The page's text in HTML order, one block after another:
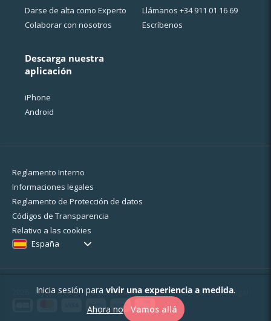
Darse de alta como Experto
Colaborar con nosotros
Descarga nuestra
aplicación
iPhone
Android
Llámanos +34 911 01 16 69
Escríbenos
Reglamento Interno
Informaciones legales
Reglamento de Protección de datos
Códigos de Transparencia
Relativo a las cookies
España
2026 - MyBestPro - 75 rue d'Amsterdam - 75008 Paris - Mención legal
Inicia sesión para vivir una experiencia a medida.
Ahora no
Vamos allá